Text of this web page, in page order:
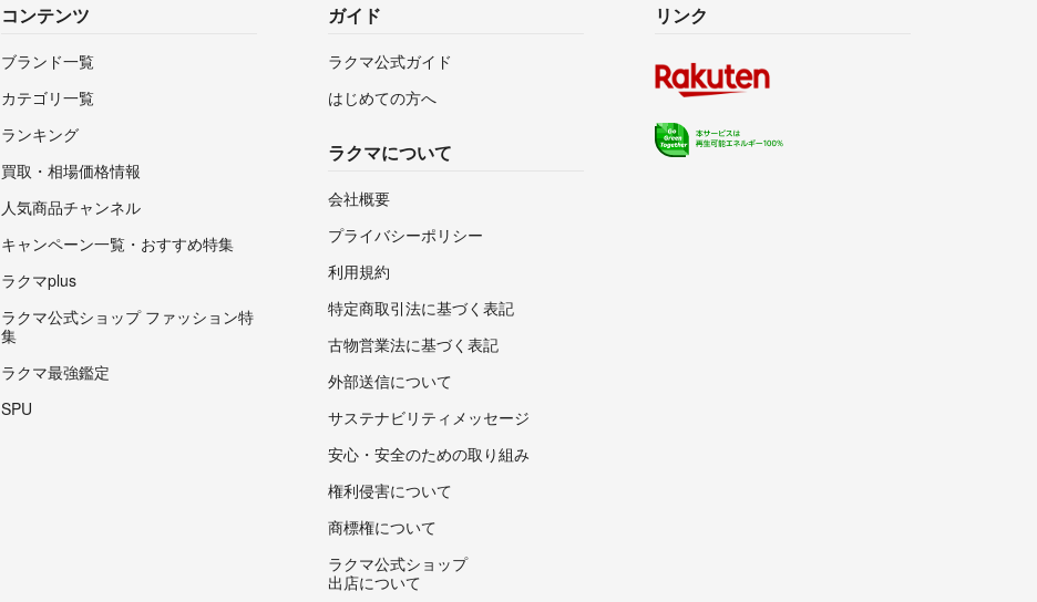
コンテンツ
ブランド一覧
カテゴリ一覧
ランキング
買取・相場価格情報
人気商品チャンネル
キャンペーン一覧・おすすめ特集
ラクマplus
ラクマ公式ショップ ファッション特
集
ラクマ最強鑑定
SPU
ガイド
ラクマ公式ガイド
はじめての方へ
ラクマについて
会社概要
プライバシーポリシー
利用規約
特定商取引法に基づく表記
古物営業法に基づく表記
外部送信について
サステナビリティメッセージ
安心・安全のための取り組み
権利侵害について
商標権について
ラクマ公式ショップ
出店について
リンク